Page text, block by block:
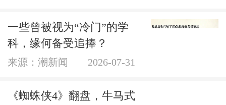
一些曾被视为“冷门”的学
科，缘何备受追捧？
来源：潮新闻 2026-07-31
《蜘蛛侠4》翻盘，牛马式